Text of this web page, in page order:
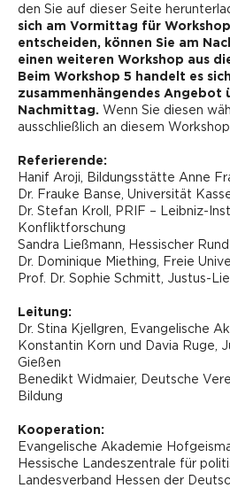
den Sie auf dieser Seite
sich am Vormittag für Workshop
entscheiden, können Sie am
einen weiteren Workshop aus
Beim Workshop 5 handelt es
zusammenhängendes Angebot
Nachmittag. Wenn Sie diesen
ausschließlich an diesem Workshop
Referierende:
Hanif Aroji, Bildungsstätte Anne
Dr. Frauke Banse, Universität
Dr. Stefan Kroll, PRIF – Leibniz-
Konfliktforschung
Sandra Ließmann, Hessischer
Dr. Dominique Miething, Freie
Prof. Dr. Sophie Schmitt, Justus-
Leitung:
Dr. Stina Kjellgren, Evangelische
Konstantin Korn und Davia Ruge,
Gießen
Benedikt Widmaier, Deutsche
Bildung
Kooperation:
Evangelische Akademie
Hessische Landeszentrale für
Landesverband Hessen der